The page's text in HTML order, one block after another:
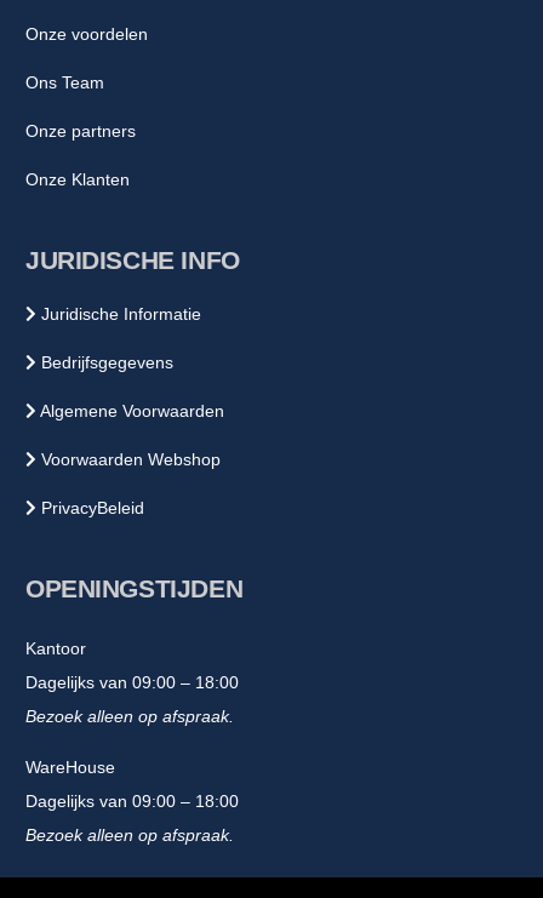
Onze voordelen
Ons Team
Onze partners
Onze Klanten
JURIDISCHE INFO
Juridische Informatie
Bedrijfsgegevens
Algemene Voorwaarden
Voorwaarden Webshop
PrivacyBeleid
OPENINGSTIJDEN
Kantoor
Dagelijks van 09:00 – 18:00
Bezoek alleen op afspraak.
WareHouse
Dagelijks van 09:00 – 18:00
Bezoek alleen op afspraak.